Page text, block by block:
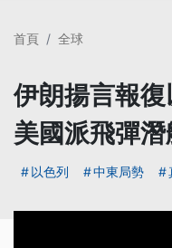
首頁 全球
伊朗揚言報
美國派飛彈
以色列 中東局勢